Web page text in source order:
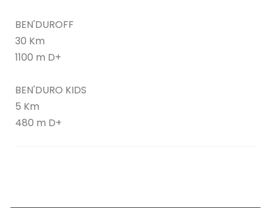
BEN'DUROFF
30 Km
1100 m D+
BEN'DURO KIDS
5 Km
480 m D+